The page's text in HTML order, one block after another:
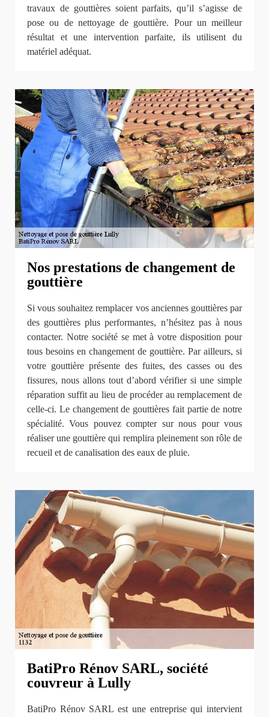
travaux de gouttières soient parfaits, qu’il s’agisse de
pose ou de nettoyage de gouttière. Pour un meilleur
résultat et une intervention parfaite, ils utilisent du
matériel adéquat.
Nos prestations de changement de
gouttière
Si vous souhaitez remplacer vos anciennes gouttières par
des gouttières plus performantes, n’hésitez pas à nous
contacter. Notre société se met à votre disposition pour
tous besoins en changement de gouttière. Par ailleurs, si
votre gouttière présente des fuites, des casses ou des
fissures, nous allons tout d’abord vérifier si une simple
réparation suffit au lieu de procéder au remplacement de
celle-ci. Le changement de gouttières fait partie de notre
spécialité. Vous pouvez compter sur nous pour vous
réaliser une gouttière qui remplira pleinement son rôle de
recueil et de canalisation des eaux de pluie.
BatiPro Rénov SARL, société
couvreur à Lully
BatiPro Rénov SARL est une entreprise qui intervient